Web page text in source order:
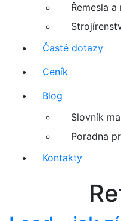
Řemesla
Časté dotazy
Ceník
Blog
Slovník
Poradna
Kontakty